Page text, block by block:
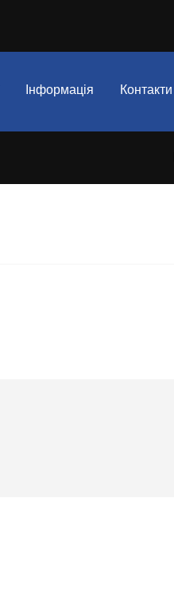
Інформація Контакти